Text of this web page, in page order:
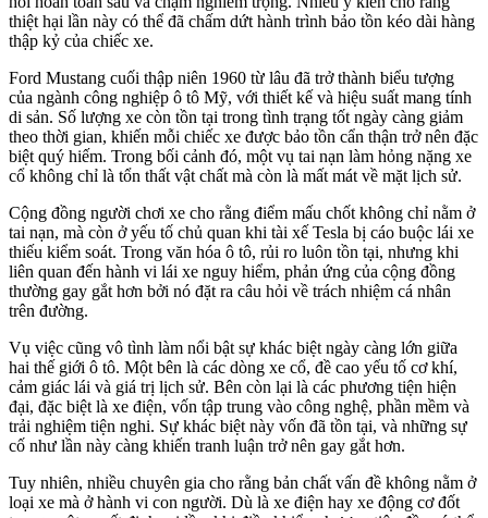
thiệt hại lần này có thể đã chấm dứt hành trình bảo tồn kéo dài hàng
thập kỷ của chiếc xe.
Ford Mustang cuối thập niên 1960 từ lâu đã trở thành biểu tượng
của ngành công nghiệp ô tô Mỹ, với thiết kế và hiệu suất mang tính
di sản. Số lượng xe còn tồn tại trong tình trạng tốt ngày càng giảm
theo thời gian, khiến mỗi chiếc xe được bảo tồn cẩn thận trở nên đặc
biệt quý hiếm. Trong bối cảnh đó, một vụ tai nạn làm hỏng nặng xe
cổ không chỉ là tổn thất vật chất mà còn là mất mát về mặt lịch sử.
Cộng đồng người chơi xe cho rằng điểm mấu chốt không chỉ nằm ở
tai nạn, mà còn ở yếu tố chủ quan khi tài xế Tesla bị cáo buộc lái xe
thiếu kiểm soát. Trong văn hóa ô tô, rủi ro luôn tồn tại, nhưng khi
liên quan đến hành vi lái xe nguy hiểm, phản ứng của cộng đồng
thường gay gắt hơn bởi nó đặt ra câu hỏi về trách nhiệm cá nhân
trên đường.
Vụ việc cũng vô tình làm nổi bật sự khác biệt ngày càng lớn giữa
hai thế giới ô tô. Một bên là các dòng xe cổ, đề cao yếu tố cơ khí,
cảm giác lái và giá trị lịch sử. Bên còn lại là các phương tiện hiện
đại, đặc biệt là xe điện, vốn tập trung vào công nghệ, phần mềm và
trải nghiệm tiện nghi. Sự khác biệt này vốn đã tồn tại, và những sự
cố như lần này càng khiến tranh luận trở nên gay gắt hơn.
Tuy nhiên, nhiều chuyên gia cho rằng bản chất vấn đề không nằm ở
loại xe mà ở hành vi con người. Dù là xe điện hay xe động cơ đốt